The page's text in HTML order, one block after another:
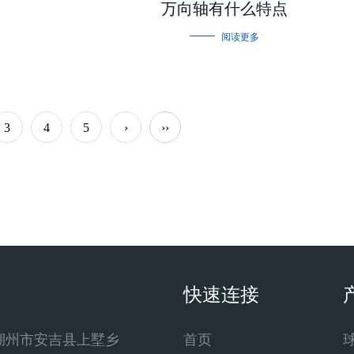
万向轴有什么特点
阅读更多
3 4 5 › ››
州市安吉县上墅乡
快速连接
首页